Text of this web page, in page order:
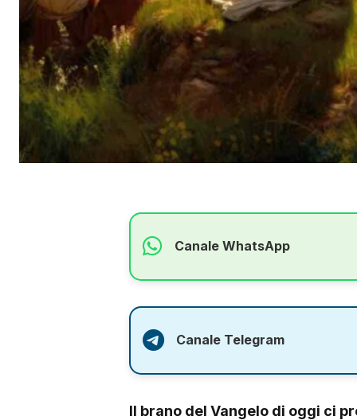
Canale WhatsApp
Canale Telegram
Il brano del Vangelo di oggi ci